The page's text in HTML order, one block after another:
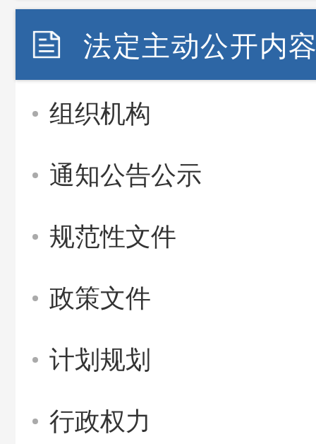
法定主动公开内
组织机构
通知公告公示
规范性文件
政策文件
计划规划
行政权力